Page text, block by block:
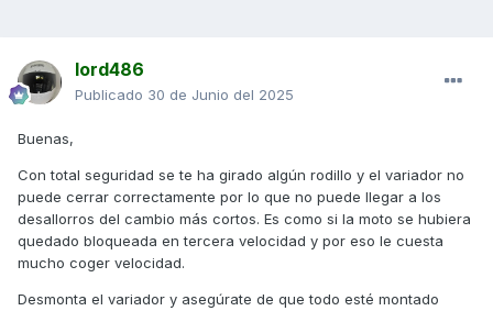
lord486
Publicado 30 de Junio del 2025
Buenas,
Con total seguridad se te ha girado algún rodillo y el variador no
puede cerrar correctamente por lo que no puede llegar a los
desallorros del cambio más cortos. Es como si la moto se hubiera
quedado bloqueada en tercera velocidad y por eso le cuesta
mucho coger velocidad.
Desmonta el variador y asegúrate de que todo esté montado